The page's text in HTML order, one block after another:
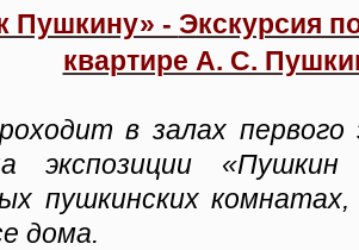
Пушкину» - Экскурсия
квартире А. С.
в залах
экспозиции
пушкинских
дома.